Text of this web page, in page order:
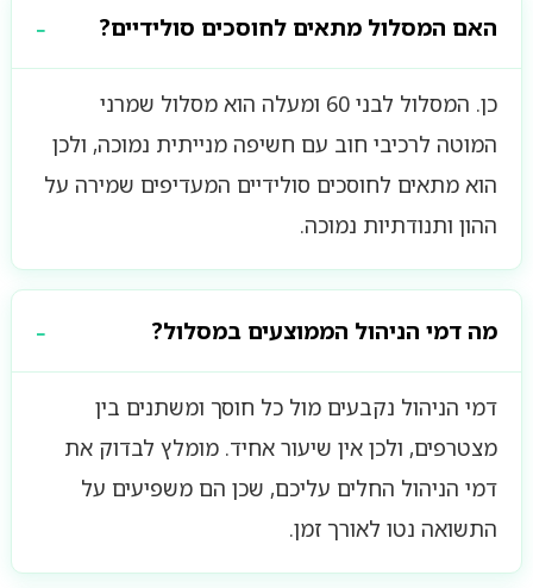
האם המסלול מתאים לחוסכים סולידיים?
כן. המסלול לבני 60 ומעלה הוא מסלול שמרני
המוטה לרכיבי חוב עם חשיפה מנייתית נמוכה, ולכן
הוא מתאים לחוסכים סולידיים המעדיפים שמירה על
ההון ותנודתיות נמוכה.
מה דמי הניהול הממוצעים במסלול?
דמי הניהול נקבעים מול כל חוסך ומשתנים בין
מצטרפים, ולכן אין שיעור אחיד. מומלץ לבדוק את
דמי הניהול החלים עליכם, שכן הם משפיעים על
התשואה נטו לאורך זמן.